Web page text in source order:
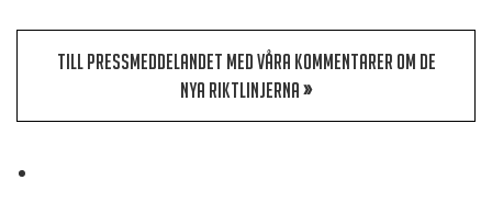
TILL PRESSMEDDELANDET MED VÅRA KOMMENTARER OM DE
NYA RIKTLINJERNA»